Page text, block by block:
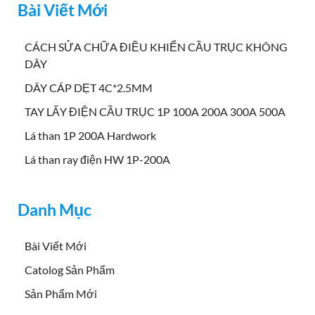
Bài Viết Mới
CÁCH SỬA CHỮA ĐIỀU KHIỂN CẦU TRỤC KHÔNG
DÂY
DÂY CÁP DẸT 4C*2.5MM
TAY LẤY ĐIỆN CẦU TRỤC 1P 100A 200A 300A 500A
Lá than 1P 200A Hardwork
Lá than ray điện HW 1P-200A
Danh Mục
Bài Viết Mới
Catolog Sản Phẩm
Sản Phẩm Mới